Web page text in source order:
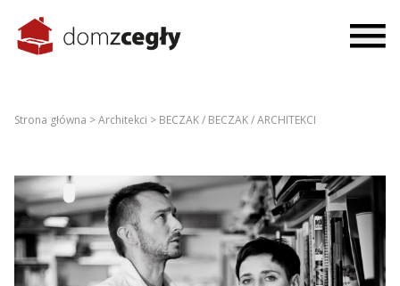
Strona główna >Architekci > BECZAK / BECZAK / ARCHITEKCI